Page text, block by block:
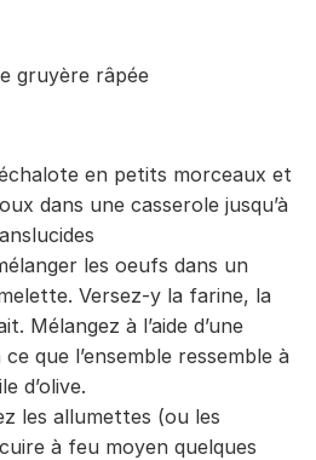
gruyère râpée
en petits morceaux et
dans une casserole jusqu’à
les oeufs dans un
Versez-y la farine, la
Mélangez à l’aide d’une
que l’ensemble ressemble à
d’olive.
les allumettes (ou les
à feu moyen quelques